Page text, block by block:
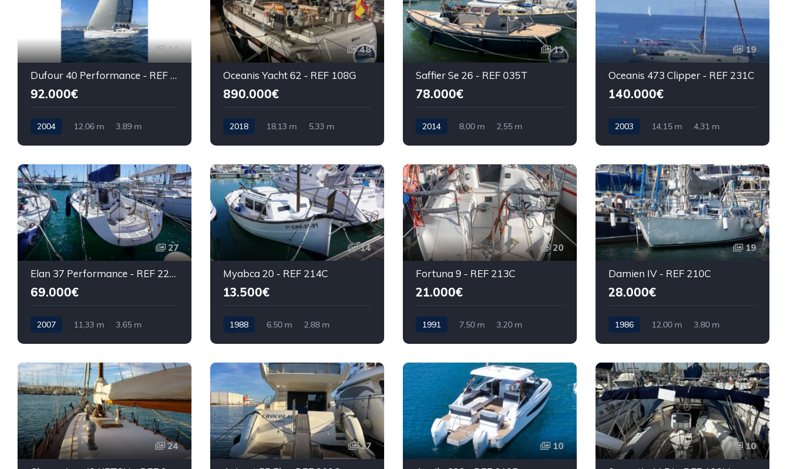
14
Dufour 40 Performance - REF 013T
92.000€
2004 12,06 m 3,89 m
48
Oceanis Yacht 62 - REF 108G
890.000€
2018 18,13 m 5,33 m
13
Saffier Se 26 - REF 035T
78.000€
2014 8,00 m 2,55 m
19
Oceanis 473 Clipper - REF 231C
140.000€
2003 14,15 m 4,31 m
27
Elan 37 Performance - REF 220C
69.000€
2007 11,33 m 3,65 m
14
Myabca 20 - REF 214C
13.500€
1988 6,50 m 2,88 m
20
Fortuna 9 - REF 213C
21.000€
1991 7,50 m 3,20 m
19
Damien IV - REF 210C
28.000€
1986 12,00 m 3,80 m
24 27 10 10